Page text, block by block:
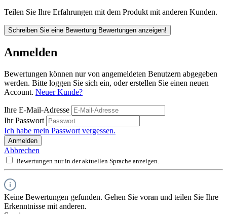
Teilen Sie Ihre Erfahrungen mit dem Produkt mit anderen Kunden.
Schreiben Sie eine Bewertung Bewertungen anzeigen!
Anmelden
Bewertungen können nur von angemeldeten Benutzern abgegeben
werden. Bitte loggen Sie sich ein, oder erstellen Sie einen neuen
Account. Neuer Kunde?
Ihre E-Mail-Adresse
Ihr Passwort
Ich habe mein Passwort vergessen.
Anmelden
Abbrechen
Bewertungen nur in der aktuellen Sprache anzeigen.
Keine Bewertungen gefunden. Gehen Sie voran und teilen Sie Ihre
Erkenntnisse mit anderen.